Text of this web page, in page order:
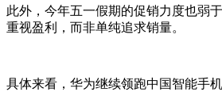
此外，今年五一假期的促销力度也弱
重视盈利，而非单纯追求销量。
具体来看，华为继续领跑中国智能手